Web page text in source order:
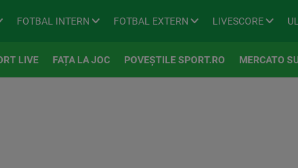
FOTBAL INTERN FOTBAL EXTERN LIVESCORE
LIVE FAȚA LA JOC POVEȘTILE SPORT.RO MERCATO